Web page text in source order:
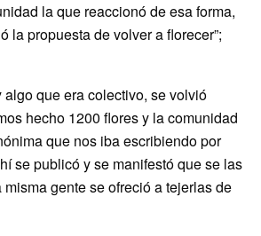
la que reaccionó de esa forma,
la propuesta de volver a florecer”;
algo que era colectivo, se volvió
hecho 1200 flores y la comunidad
que nos iba escribiendo por
se publicó y se manifestó que se las
gente se ofreció a tejerlas de